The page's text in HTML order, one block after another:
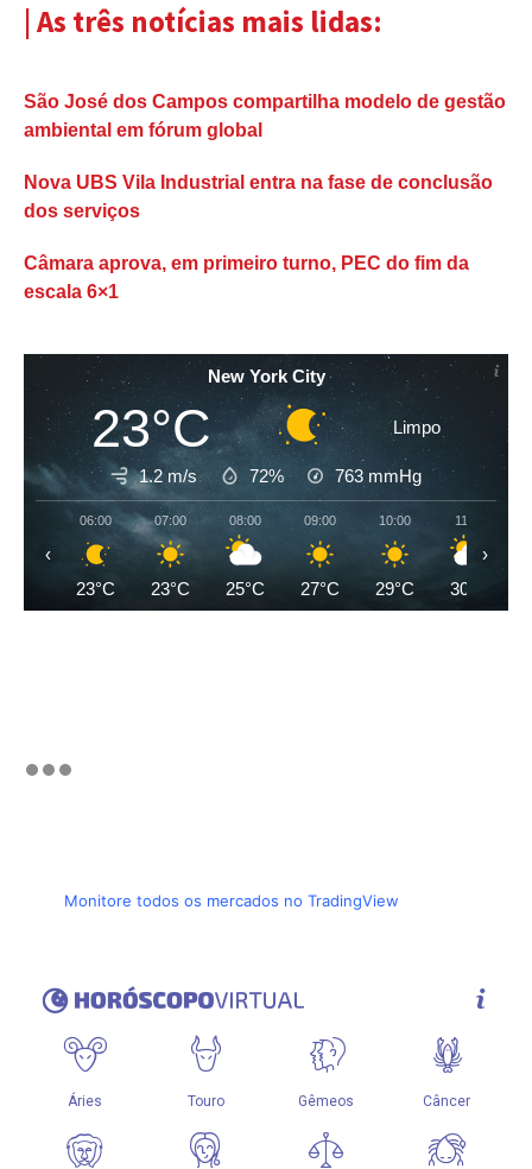
| As três notícias mais lidas:
São José dos Campos compartilha modelo de gestão
ambiental em fórum global
Nova UBS Vila Industrial entra na fase de conclusão
dos serviços
Câmara aprova, em primeiro turno, PEC do fim da
escala 6×1
New York City
23°C Limpo
1.2 m/s 72% 763 mmHg
06:00
23°C
07:00
23°C
08:00
25°C
09:00
27°C
10:00
29°C
11:00
30°C
‹ ›
Monitore todos os mercados no TradingView